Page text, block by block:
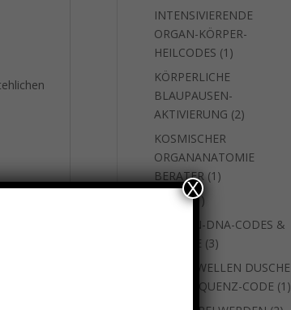
INTENSIVIERENDE
ORGAN-KÖRPER-
HEILCODES 1 1
Produkt
KÖRPERLICHE
BLAUPAUSEN-
AKTIVIERUNG 22
KOSMISCHER
ORGANANATOMIE
BERATER 1 1
natara 11
Produkt
SEEELEN-DNA-CODES &
WEITERE 33
Produkte
SKALARWELLEN DUSCHE
MIT FREQUENZ-CODE 1 1
X